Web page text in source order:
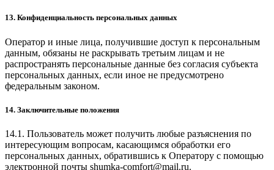
13. Конфиденциальность персональных данных
Оператор и иные лица, получившие доступ к персональным
данным, обязаны не раскрывать третьим лицам и не
распространять персональные данные без согласия субъекта
персональных данных, если иное не предусмотрено
федеральным законом.
14. Заключительные положения
14.1. Пользователь может получить любые разъяснения по
интересующим вопросам, касающимся обработки его
персональных данных, обратившись к Оператору с помощью
электронной почты shumka-comfort@mail.ru.